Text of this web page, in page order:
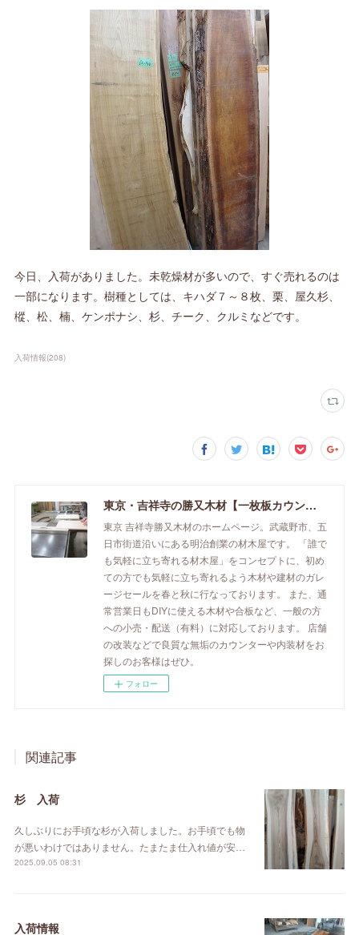
今日、入荷がありました。未乾燥材が多いので、すぐ売れるのは
一部になります。樹種としては、キハダ７～８枚、栗、屋久杉、
樅、松、楠、ケンポナシ、杉、チーク、クルミなどです。
入荷情報(208)
東京・吉祥寺の勝又木材【一枚板カウンター】
東京 吉祥寺勝又木材のホームページ。武蔵野市、五
日市街道沿いにある明治創業の材木屋です。 「誰で
も気軽に立ち寄れる材木屋」をコンセプトに、初め
ての方でも気軽に立ち寄れるよう木材や建材のガレ
ージセールを春と秋に行なっております。 また、通
常営業日もDIYに使える木材や合板など、一般の方
への小売・配送（有料）に対応しております。 店舗
の改装などで良質な無垢のカウンターや内装材をお
探しのお客様はぜひ。
フォロー
関連記事
杉 入荷
久しぶりにお手頃な杉が入荷しました。お手頃でも物
が悪いわけではありません。たまたま仕入れ値が安…
2025.09.05 08:31
入荷情報